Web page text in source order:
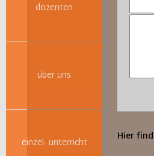
dozenten
über uns
einzel- unterricht
Hier